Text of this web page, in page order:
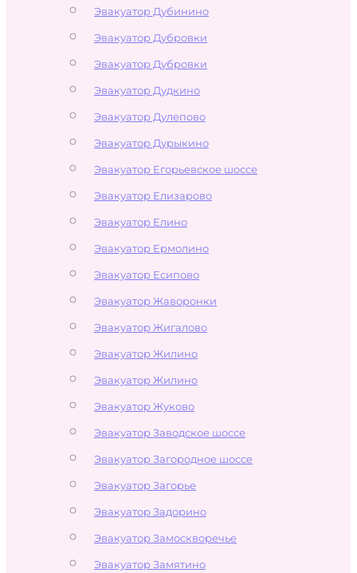
Эвакуатор Дубинино
Эвакуатор Дубровки
Эвакуатор Дубровки
Эвакуатор Дудкино
Эвакуатор Дулепово
Эвакуатор Дурыкино
Эвакуатор Егорьевское шоссе
Эвакуатор Елизарово
Эвакуатор Елино
Эвакуатор Ермолино
Эвакуатор Есипово
Эвакуатор Жаворонки
Эвакуатор Жигалово
Эвакуатор Жилино
Эвакуатор Жилино
Эвакуатор Жуково
Эвакуатор Заводское шоссе
Эвакуатор Загородное шоссе
Эвакуатор Загорье
Эвакуатор Задорино
Эвакуатор Замоскворечье
Эвакуатор Замятино